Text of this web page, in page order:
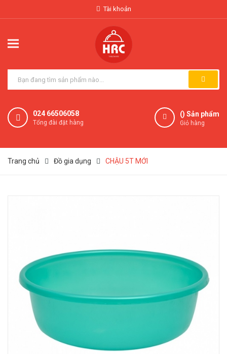
Tài khoản
024 66506058
Tổng đài đặt hàng
() Sản phẩm
Giỏ hàng
Trang chủ Đồ gia dụng CHẬU 5T MỚI